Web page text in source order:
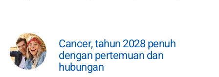
Cancer, tahun 2028 penuh
dengan pertemuan dan
hubungan